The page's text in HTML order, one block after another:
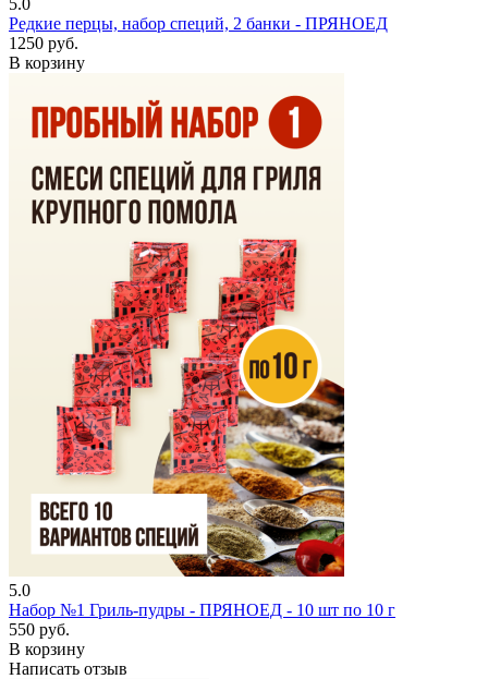
Редкие перцы, набор специй, 2 банки - ПРЯНОЕД
1250 руб.
В корзину
5.0
Набор №1 Гриль-пудры - ПРЯНОЕД - 10 шт по 10 г
550 руб.
В корзину
Написать отзыв